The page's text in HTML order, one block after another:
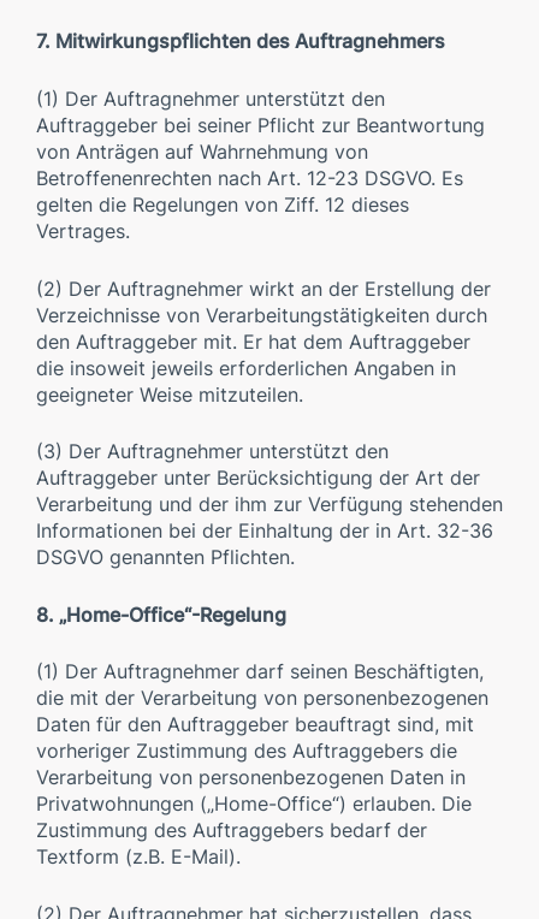
7. Mitwirkungspflichten des Auftragnehmers
(1) Der Auftragnehmer unterstützt den
Auftraggeber bei seiner Pflicht zur Beantwortung
von Anträgen auf Wahrnehmung von
Betroffenenrechten nach Art. 12-23 DSGVO. Es
gelten die Regelungen von Ziff. 12 dieses
Vertrages.
(2) Der Auftragnehmer wirkt an der Erstellung der
Verzeichnisse von Verarbeitungstätigkeiten durch
den Auftraggeber mit. Er hat dem Auftraggeber
die insoweit jeweils erforderlichen Angaben in
geeigneter Weise mitzuteilen.
(3) Der Auftragnehmer unterstützt den
Auftraggeber unter Berücksichtigung der Art der
Verarbeitung und der ihm zur Verfügung stehenden
Informationen bei der Einhaltung der in Art. 32-36
DSGVO genannten Pflichten.
8. „Home-Office“-Regelung
(1) Der Auftragnehmer darf seinen Beschäftigten,
die mit der Verarbeitung von personenbezogenen
Daten für den Auftraggeber beauftragt sind, mit
vorheriger Zustimmung des Auftraggebers die
Verarbeitung von personenbezogenen Daten in
Privatwohnungen („Home-Office“) erlauben. Die
Zustimmung des Auftraggebers bedarf der
Textform (z.B. E-Mail).
(2) Der Auftragnehmer hat sicherzustellen, dass